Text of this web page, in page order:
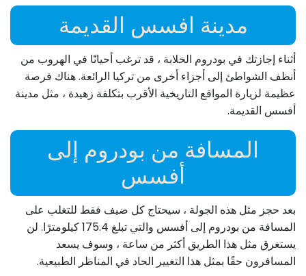
مدينة افسس القديمة
أثناء إجازتك في بودروم الخلابة ، قد ترغب أحيانًا في الهروب من
أنظف الشواطئ إلى أجزاء أخرى من تركيا الرائعة. هناك فرصة
عظيمة لزيارة المواقع التاريخية الأقرب بتكلفة زهيدة ، مثل مدينة
أفسس القديمة.
المسافة من بودروم إلى
أفسس
بعد حجز مثل هذه الجولة ، سيحتاج كل ضيف فقط للتغلب على
المسافة من بودروم إلى أفسس والتي تبلغ 175.4 كيلومترًا. لن
يستغرق مثل هذا الطريق أكثر من ساعة ، وسوف يسعد
المسافرون حقًا بمثل هذا التغيير الحاد في المناظر الطبيعية.